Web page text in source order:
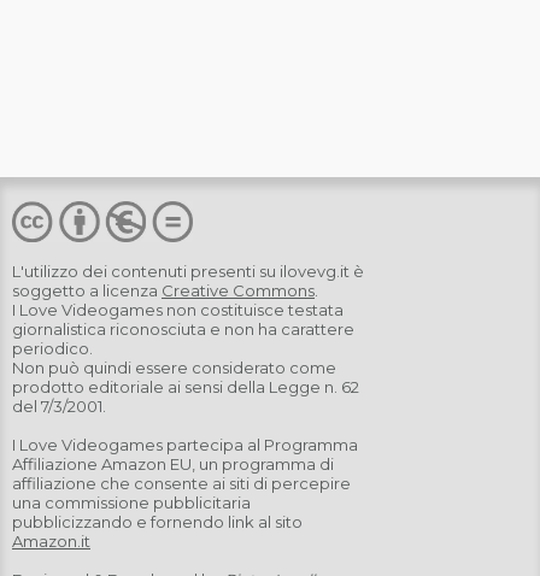
L'utilizzo dei contenuti presenti su ilovevg.it è
soggetto a licenza Creative Commons
I Love Videogames non costituisce testata
giornalistica riconosciuta e non ha carattere
periodico.
Non può quindi essere considerato come
prodotto editoriale ai sensi della Legge n. 62
del 7/3/2001.
I Love Videogames partecipa al Programma
Affiliazione Amazon EU, un programma di
affiliazione che consente ai siti di percepire
una commissione pubblicitaria
pubblicizzando e fornendo link al sito
Amazon.it